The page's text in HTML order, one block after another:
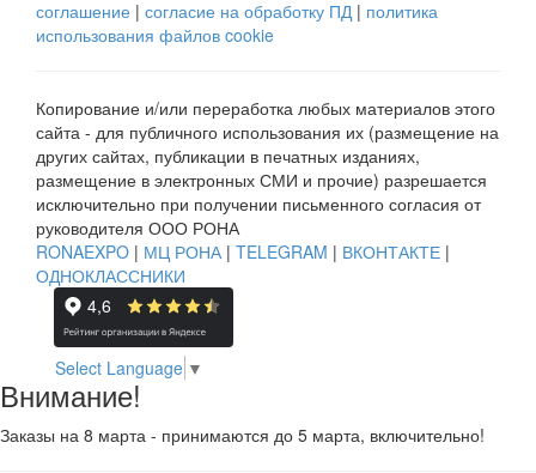
соглашение | согласие на обработку ПД| политика
использования файлов cookie
Копирование и/или переработка любых материалов этого
сайта - для публичного использования их (размещение на
других сайтах, публикации в печатных изданиях,
размещение в электронных СМИ и прочие) разрешается
исключительно при получении письменного согласия от
руководителя ООО РОНА
RONAEXPO | МЦ РОНА| TELEGRAM | ВКОНТАКТЕ |
ОДНОКЛАССНИКИ
Select Language ▼
Внимание!
Заказы на 8 марта - принимаются до 5 марта, включительно!